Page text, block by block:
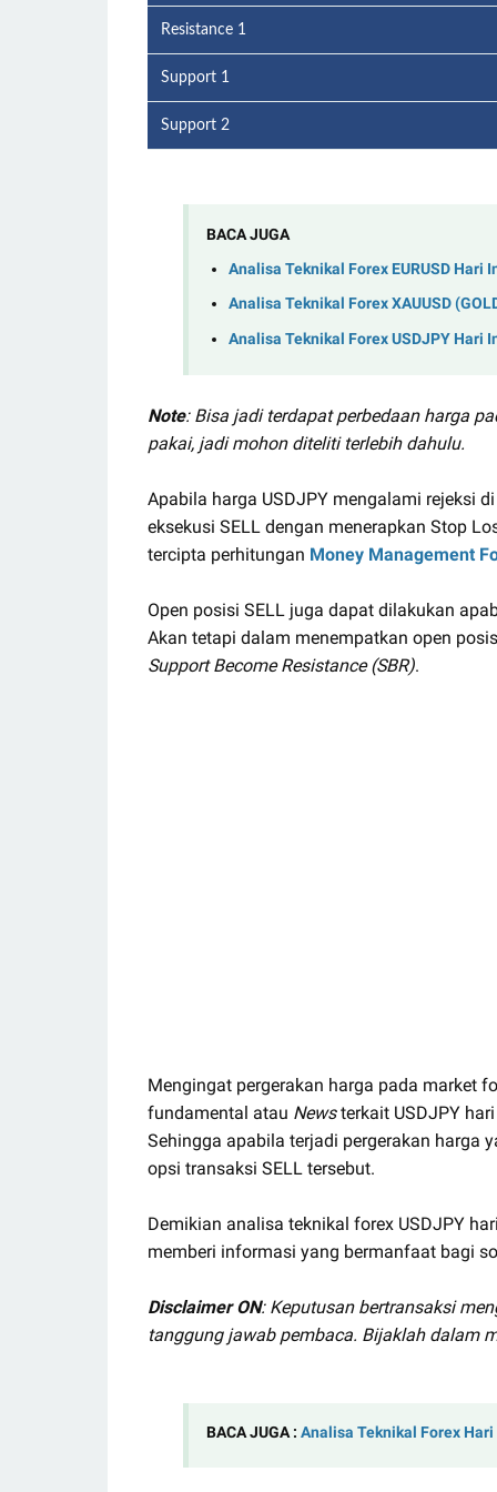
Resistance 1
Support 1
Support 2
BACA JUGA
Analisa Teknikal Forex EURUSD Hari
Analisa Teknikal Forex XAUUSD
Analisa Teknikal Forex USDJPY Hari
Note: Bisa jadi terdapat perbedaan harga
pakai, jadi mohon diteliti terlebih dahulu.
Apabila harga USDJPY mengalami rejeksi
eksekusi SELL dengan menerapkan Stop
tercipta perhitungan Money Management
Open posisi SELL juga dapat dilakukan
Akan tetapi dalam menempatkan open
Support Become Resistance (SBR).
Mengingat pergerakan harga pada market
fundamental atau Newsterkait USDJPY
Sehingga apabila terjadi pergerakan harga
opsi transaksi SELL tersebut.
Demikian analisa teknikal forex USDJPY
memberi informasi yang bermanfaat bagi
Disclaimer ON: Keputusan bertransaksi
tanggung jawab pembaca. Bijaklah dalam
BACA JUGA : Analisa Teknikal Forex